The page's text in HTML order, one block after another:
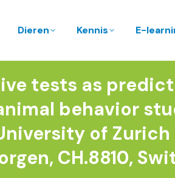
Dieren Kennis E-
tests as
behavior
of
CH.8810,